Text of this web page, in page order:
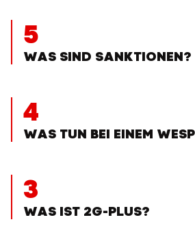
5
WAS SIND SANKTIONEN?
4
WAS TUN BEI EINEM
3
WAS IST 2G-PLUS?